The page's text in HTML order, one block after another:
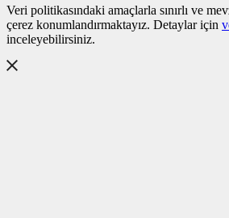
Veri politikasındaki amaçlarla sınırlı ve
çerez konumlandırmaktayız. Detaylar için
inceleyebilirsiniz.